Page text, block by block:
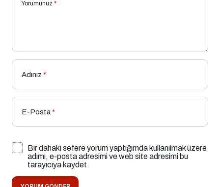
Yorumunuz *
Adınız *
E-Posta*
Bir dahaki sefere yorum yaptığımda kullanılmak üzere
adımı, e-posta adresimi ve web site adresimi bu
tarayıcıya kaydet.